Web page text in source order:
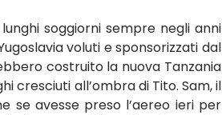
soggiorni sempre negli anni
voluti e sponsorizzati dal
costruito la nuova Tanzania
cresciuti all’ombra di Tito. Sam, il
se avesse preso l’aereo ieri per